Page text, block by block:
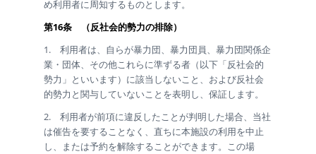
め利用者に周知するものとします。
第16条 （反社会的勢力の排除）
1. 利用者は、自らが暴力団、暴力団員、暴力団関係企
業・団体、その他これらに準ずる者（以下「反社会的
勢力」といいます）に該当しないこと、および反社会
的勢力と関与していないことを表明し、保証します。
2. 利用者が前項に違反したことが判明した場合、当社
は催告を要することなく、直ちに本施設の利用を中止
し、または予約を解除することができます。この場